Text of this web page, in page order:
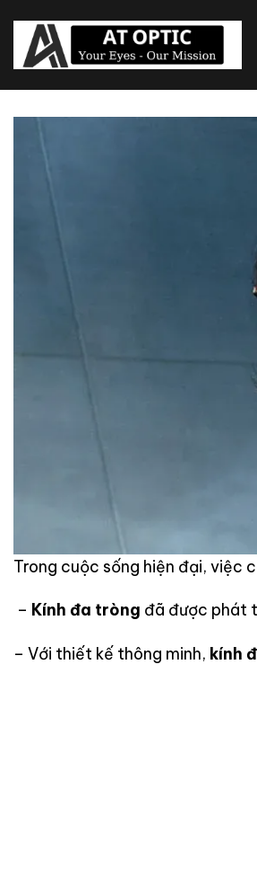
content
Trong cuộc sống hiện đại, việc
– Kính đa tròng đã được phát
– Với thiết kế thông minh, kính